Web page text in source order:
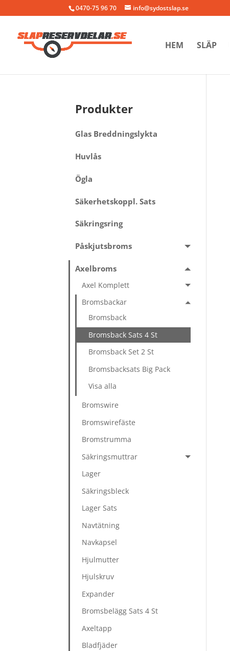
0470-75 96 70 info@sydostslap.se
HEM SLÄP
Produkter
Glas Breddningslykta
Huvlås
Ögla
Säkerhetskoppl. Sats
Säkringsring
Påskjutsbroms
Axelbroms
Axel Komplett
Bromsbackar
Bromsback
Bromsback Sats 4 St
Bromsback Set 2 St
Bromsbacksats Big Pack
Visa alla
Bromswire
Bromswirefäste
Bromstrumma
Säkringsmuttrar
Lager
Säkringsbleck
Lager Sats
Navtätning
Navkapsel
Hjulmutter
Hjulskruv
Expander
Bromsbelägg Sats 4 St
Axeltapp
Bladfjäder